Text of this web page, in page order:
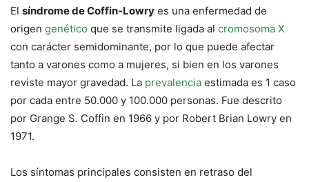
El síndrome de Coffin-Lowry es una enfermedad de
origen genético que se transmite ligada al cromosoma X
con carácter semidominante, por lo que puede afectar
tanto a varones como a mujeres, si bien en los varones
reviste mayor gravedad. La prevalencia estimada es 1 caso
por cada entre 50.000 y 100.000 personas. Fue descrito
por Grange S. Coffin en 1966 y por Robert Brian Lowry en
1971.
Los síntomas principales consisten en retraso del